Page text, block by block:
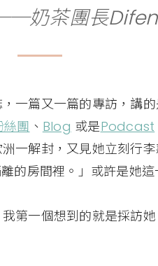
奶茶團長
一篇又一篇的專訪，講
絲團 、 Blog 或是Podcast
一解封，又見她立刻行
的房間裡。」或許是她這
第一個想到的就是採訪